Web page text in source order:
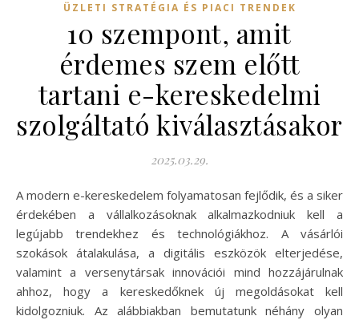
ÜZLETI STRATÉGIA ÉS PIACI TRENDEK
10 szempont, amit
érdemes szem előtt
tartani e-kereskedelmi
szolgáltató kiválasztásakor
2025.03.29.
A modern e-kereskedelem folyamatosan fejlődik, és a siker
érdekében a vállalkozásoknak alkalmazkodniuk kell a
legújabb trendekhez és technológiákhoz. A vásárlói
szokások átalakulása, a digitális eszközök elterjedése,
valamint a versenytársak innovációi mind hozzájárulnak
ahhoz, hogy a kereskedőknek új megoldásokat kell
kidolgozniuk. Az alábbiakban bemutatunk néhány olyan